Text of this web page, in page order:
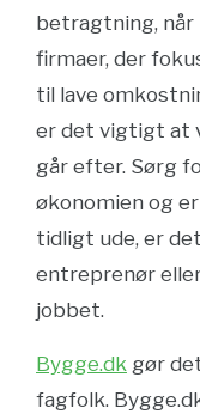
betragtning,
firmaer, der
til lave
er det vigtigt at
går efter. Sørg
økonomien og
tidligt ude, er
entreprenør
jobbet.
Bygge.dk gør
fagfolk.